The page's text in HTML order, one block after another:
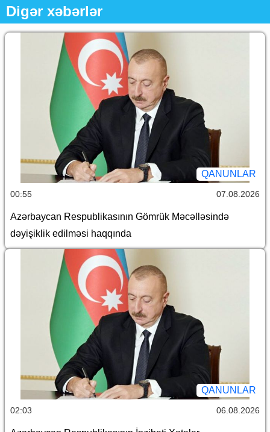
Digər xəbərlər
QANUNLAR
00:55 07.08.2026
Azərbaycan Respublikasının Gömrük Məcəlləsində
dəyişiklik edilməsi haqqında
QANUNLAR
02:03 06.08.2026